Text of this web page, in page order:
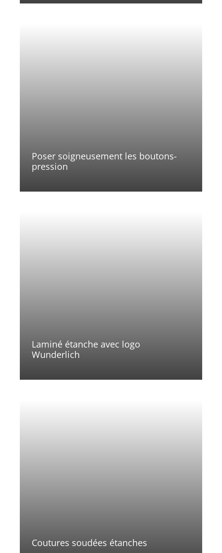
Poser soigneusement les boutons-
pression
Laminé étanche avec logo
Wunderlich
Coutures soudées étanches